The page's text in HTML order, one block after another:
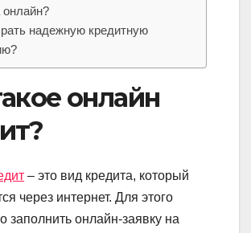
онлайн?
надежную кредитную
онлайн
– это вид кредита, который
через интернет. Для этого
заполнить онлайн-заявку на